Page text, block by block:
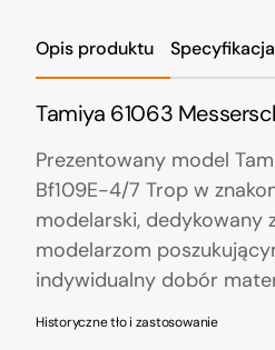
Opis produktu
Tamiya 61063
Prezentowany model
Bf109E-4/7 Trop w
modelarski,
modelarzom
indywidualny dobór
Historyczne tło i zastosowanie